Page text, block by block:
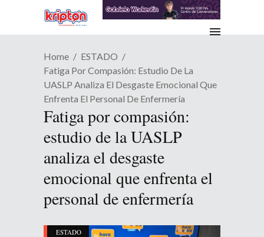
Home
ESTADO
Fatiga Por Compasión: Estudio De La
UASLP Analiza El Desgaste Emocional Que
Enfrenta El Personal De Enfermería
Fatiga por compasión:
estudio de la UASLP
analiza el desgaste
emocional que enfrenta el
personal de enfermería
ESTADO